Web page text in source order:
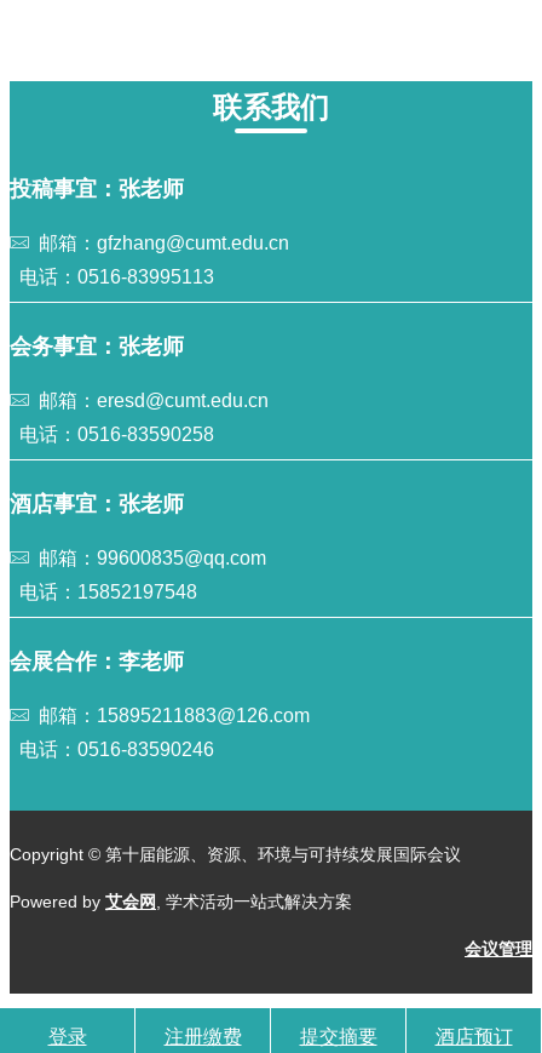
联系我们
投稿事宜：张老师
邮箱：gfzhang@cumt.edu.cn
电话：0516-83995113
会务事宜：张老师
邮箱：eresd@cumt.edu.cn
电话：0516-83590258
酒店事宜：张老师
邮箱：99600835@qq.com
电话：15852197548
会展合作：李老师
邮箱：15895211883@126.com
电话：0516-83590246
Copyright © 第十届能源、资源、环境与可持续发展国际会议
Powered by 艾会网 , 学术活动一站式解决方案
会议管理
登录 注册缴费 提交摘要 酒店预订